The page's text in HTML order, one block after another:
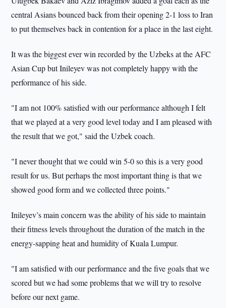
central Asians bounced back from their opening 2-1 loss to Iran
to put themselves back in contention for a place in the last eight.
It was the biggest ever win recorded by the Uzbeks at the AFC
Asian Cup but Inileyev was not completely happy with the
performance of his side.
"I am not 100% satisfied with our performance although I felt
that we played at a very good level today and I am pleased with
the result that we got," said the Uzbek coach.
"I never thought that we could win 5-0 so this is a very good
result for us. But perhaps the most important thing is that we
showed good form and we collected three points."
Inileyev’s main concern was the ability of his side to maintain
their fitness levels throughout the duration of the match in the
energy-sapping heat and humidity of Kuala Lumpur.
"I am satisfied with our performance and the five goals that we
scored but we had some problems that we will try to resolve
before our next game.